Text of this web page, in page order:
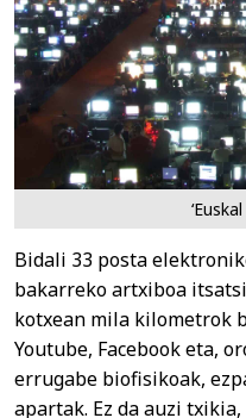
Bidali 33 posta
bakarreko artxiboa
kotxean mila kilometrok
Youtube, Facebook eta,
errugabe biofisikoak,
apartak. Ez da auzi